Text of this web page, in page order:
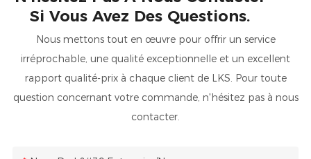
Si Vous Avez Des Questions.
Nous mettons tout en œuvre pour offrir un service
irréprochable, une qualité exceptionnelle et un excellent
rapport qualité-prix à chaque client de LKS. Pour toute
question concernant votre commande, n'hésitez pas à nous
contacter.